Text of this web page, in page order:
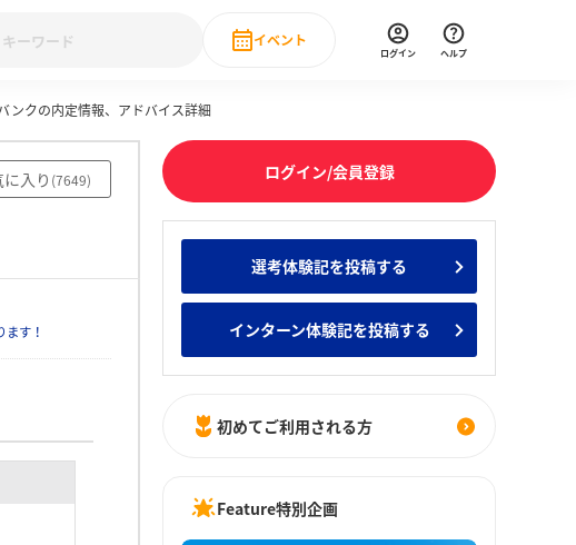
みんなの新卒就職人気企業ランキング みんなのインターン人気企業ランキ
28卒 IT・DX現場社員インタビュー
イベント
直近のイベント一覧
ログイン ヘルプ
ンクの内定情報、アドバイス詳細
入り (7649)
す！
ログイン/会員登録
選考体験記を投稿する
インターン体験記を投稿する
初めてご利用される方
Feature特別企画